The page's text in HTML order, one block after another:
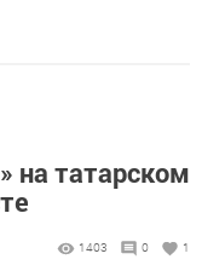
на татарском
1403 0 1